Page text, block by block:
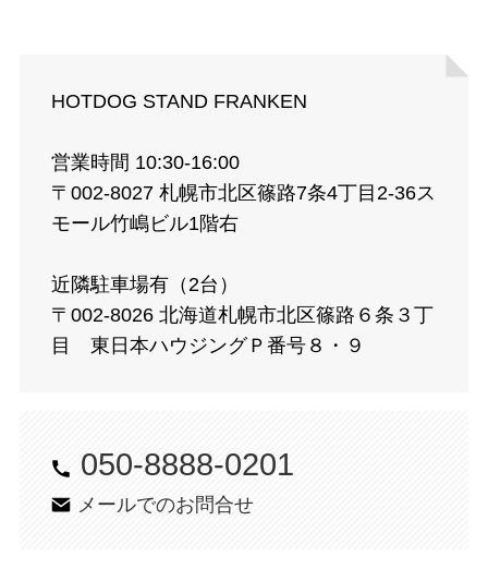
HOTDOG STAND FRANKEN
営業時間 10:30-16:00
〒002-8027 札幌市北区篠路7条4丁目2-36ス
モール竹嶋ビル1階右
近隣駐⾞場有（2台）
〒002-8026 北海道札幌市北区篠路６条３丁
目 東日本ハウジングＰ番号８・９
050-8888-0201
メールでのお問合せ